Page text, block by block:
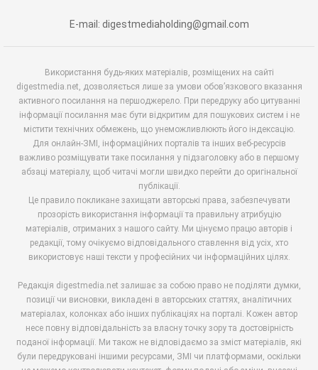
E-mail: digestmediaholding@gmail.com
Використання будь-яких матеріалів, розміщених на сайті
digestmedia.net, дозволяється лише за умови обов’язкового вказання
активного посилання на першоджерело. При передруку або цитуванні
інформації посилання має бути відкритим для пошукових систем і не
містити технічних обмежень, що унеможливлюють його індексацію.
Для онлайн-ЗМІ, інформаційних порталів та інших веб-ресурсів
важливо розміщувати таке посилання у підзаголовку або в першому
абзаці матеріалу, щоб читачі могли швидко перейти до оригінальної
публікації.
Це правило покликане захищати авторські права, забезпечувати
прозорість використання інформації та правильну атрибуцію
матеріалів, отриманих з нашого сайту. Ми цінуємо працю авторів і
редакції, тому очікуємо відповідального ставлення від усіх, хто
використовує наші тексти у професійних чи інформаційних цілях.
Редакція digestmedia.net залишає за собою право не поділяти думки,
позиції чи висновки, викладені в авторських статтях, аналітичних
матеріалах, колонках або інших публікаціях на порталі. Кожен автор
несе повну відповідальність за власну точку зору та достовірність
поданої інформації. Ми також не відповідаємо за зміст матеріалів, які
були передруковані іншими ресурсами, ЗМІ чи платформами, оскільки